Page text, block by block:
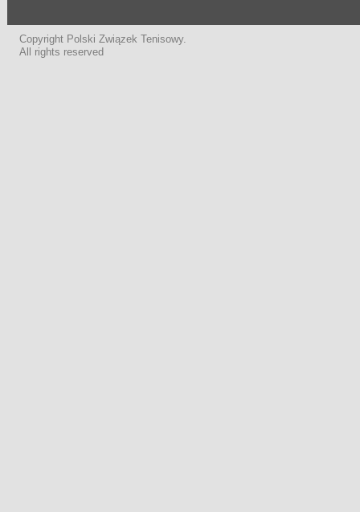
Copyright Polski Związek Tenisowy.
All rights reserved